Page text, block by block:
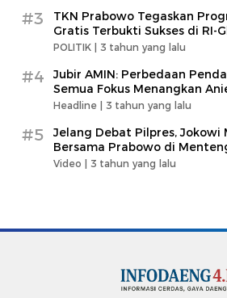
#3
TKN Prabowo Tegaskan
Gratis Terbukti Sukses di RI-
POLITIK | 3 tahun yang lalu
#4
Jubir AMIN: Perbedaan
Semua Fokus Menangkan
Headline | 3 tahun yang lalu
#5
Jelang Debat Pilpres, Jokowi
Bersama Prabowo di
Video | 3 tahun yang lalu